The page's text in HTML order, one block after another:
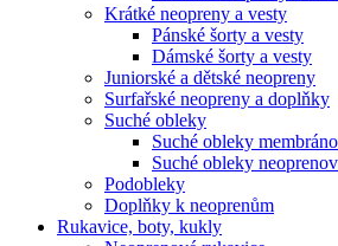
Krátké neopreny a vesty
Pánské šorty a vesty
Dámské šorty a vesty
Juniorské a dětské neopreny
Surfařské neopreny a doplňky
Suché obleky
Suché obleky
Suché obleky
Podobleky
Doplňky k neoprenům
Rukavice, boty, kukly